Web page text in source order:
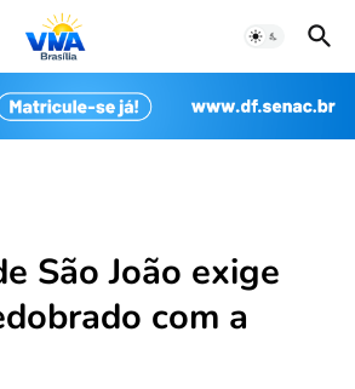
São João exige
com a